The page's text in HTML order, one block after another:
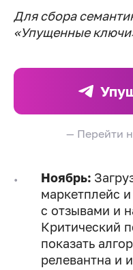
Для сбора
«Упущенные
— Перейти
Ноябрь:
маркетплейс
с отзывами и
Критический
показать
релевантна и